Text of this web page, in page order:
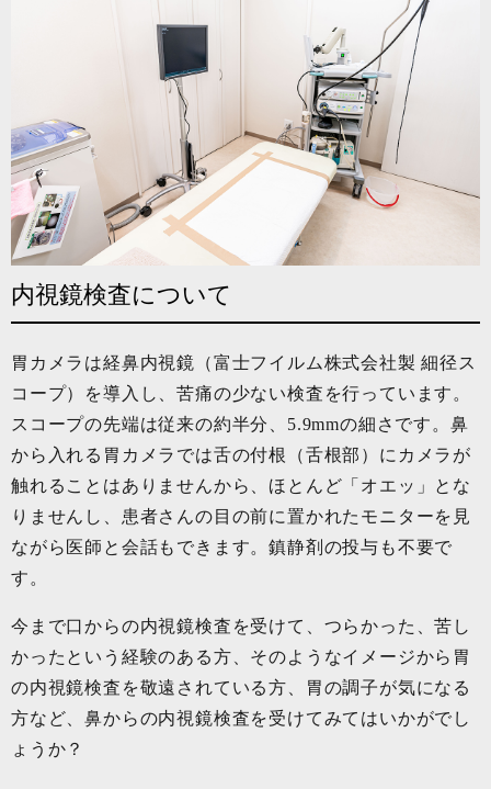
内視鏡検査について
胃カメラは経鼻内視鏡（富士フイルム株式会社製 細径ス
コープ）を導入し、苦痛の少ない検査を行っています。
スコープの先端は従来の約半分、5.9mmの細さです。鼻
から入れる胃カメラでは舌の付根（舌根部）にカメラが
触れることはありませんから、ほとんど「オエッ」とな
りませんし、患者さんの目の前に置かれたモニターを見
ながら医師と会話もできます。鎮静剤の投与も不要で
す。
今まで口からの内視鏡検査を受けて、つらかった、苦し
かったという経験のある方、そのようなイメージから胃
の内視鏡検査を敬遠されている方、胃の調子が気になる
方など、鼻からの内視鏡検査を受けてみてはいかがでし
ょうか？